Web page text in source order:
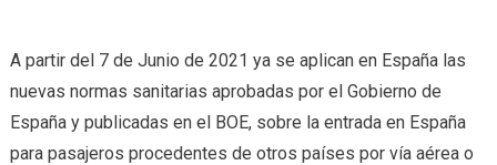
A partir del 7 de Junio de 2021 ya se aplican en España las
nuevas normas sanitarias aprobadas por el Gobierno de
España y publicadas en el BOE, sobre la entrada en España
para pasajeros procedentes de otros países por vía aérea o